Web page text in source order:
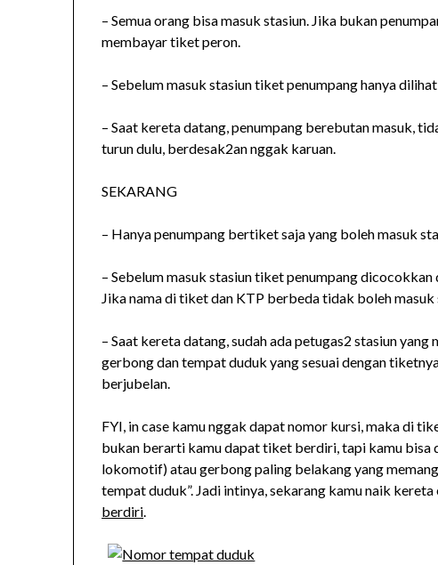
– Semua orang bisa masuk stasiun. Jika bukan
membayar tiket peron.
– Sebelum masuk stasiun tiket penumpang hanya
– Saat kereta datang, penumpang berebutan masuk,
turun dulu, berdesak2an nggak karuan.
SEKARANG
– Hanya penumpang bertiket saja yang boleh masuk
– Sebelum masuk stasiun tiket penumpang
Jika nama di tiket dan KTP berbeda tidak boleh masuk
– Saat kereta datang, sudah ada petugas2 stasiun
gerbong dan tempat duduk yang sesuai dengan
berjubelan.
FYI, in case kamu nggak dapat nomor kursi, maka di
bukan berarti kamu dapat tiket berdiri, tapi kamu bisa
lokomotif) atau gerbong paling belakang yang
tempat duduk”. Jadi intinya, sekarang kamu naik
berdiri.